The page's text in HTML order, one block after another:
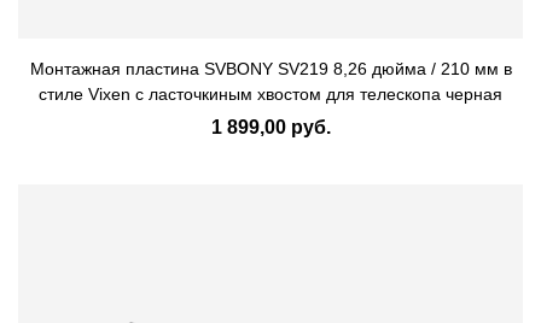
Монтажная пластина SVBONY SV219 8,26 дюйма / 210 мм в
стиле Vixen с ласточкиным хвостом для телескопа черная
1 899,00 руб.